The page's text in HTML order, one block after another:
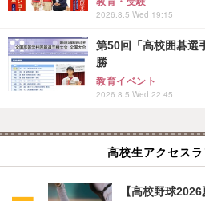
2026.8.5 Wed 19:15
第50回「高校囲碁選
勝
教育イベント
2026.8.5 Wed 22:45
高校生アクセス
【高校野球